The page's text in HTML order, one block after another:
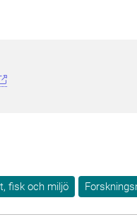
fisk och miljö